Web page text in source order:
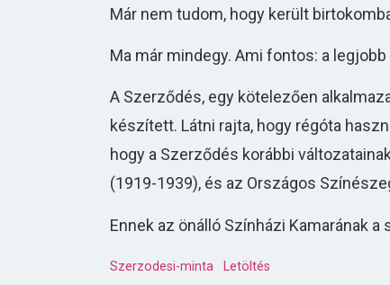
Már nem tudom, hogy került
Ma már mindegy. Ami fontos: a
A Szerződés, egy kötelezően
készített. Látni rajta, hogy régóta
hogy a Szerződés korábbi
(1919-1939), és az Országos
Ennek az önálló Színházi Kamarának
Szerzodesi-minta Letöltés